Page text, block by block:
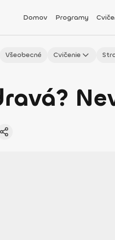
Domov Programy
Všeobecné Cvičenie